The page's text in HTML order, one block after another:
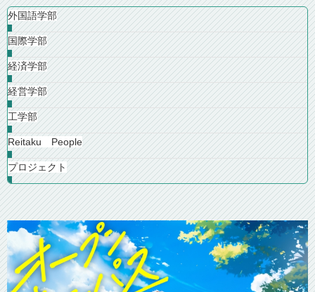
外国語学部
国際学部
経済学部
経営学部
工学部
Reitaku People
プロジェクト